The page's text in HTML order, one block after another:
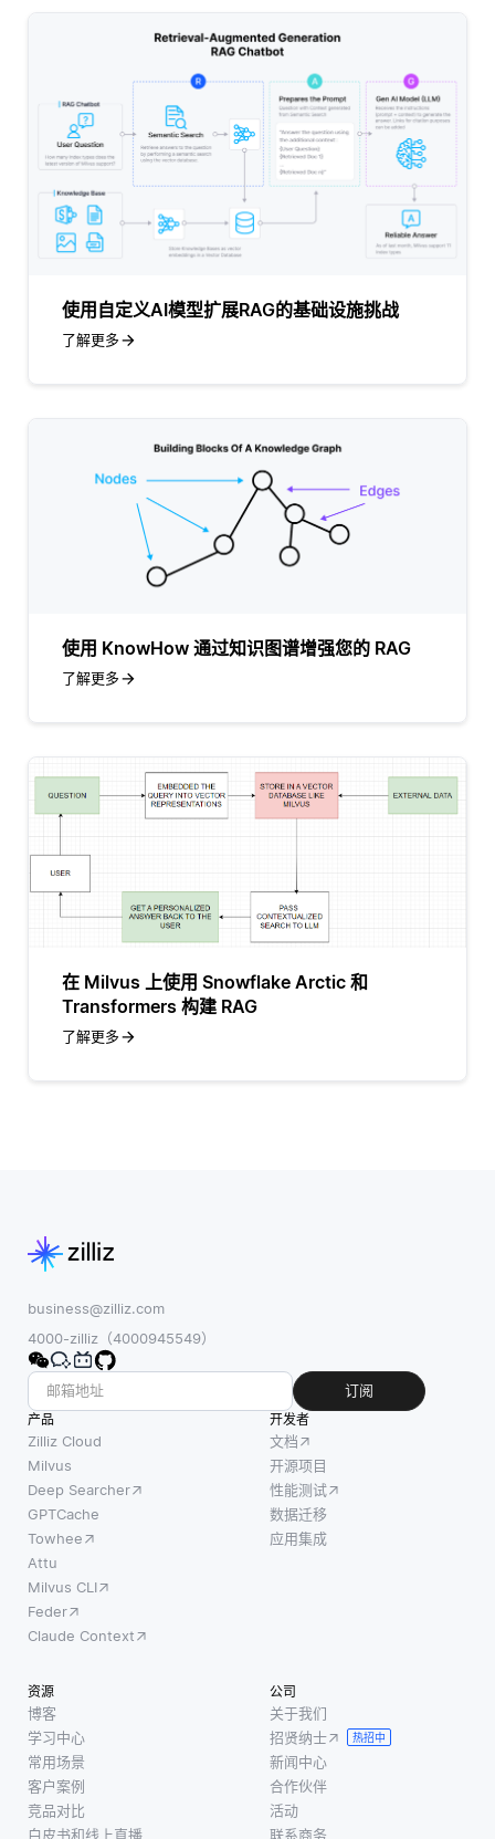
使用自定义AI模型扩展RAG的基础设施挑战
了解更多
使用 KnowHow 通过知识图谱增强您的 RAG
了解更多
在 Milvus 上使用 Snowflake Arctic 和
Transformers 构建 RAG
了解更多
business@zilliz.com
4000-zilliz（4000945549）
订阅
产品
Zilliz Cloud
Milvus
Deep Searcher
GPTCache
Towhee
Attu
Milvus CLI
Feder
Claude Context
开发者
文档
开源项目
性能测试
数据迁移
应用集成
资源
博客
学习中心
常用场景
客户案例
竞品对比
白皮书和线上直播
公司
关于我们
招贤纳士
热招中
新闻中心
合作伙伴
活动
联系商务